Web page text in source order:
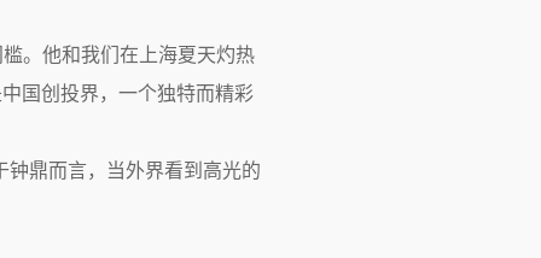
。他和我们在上海夏天灼热
国创投界，一个独特而精彩
鼎而言，当外界看到高光的